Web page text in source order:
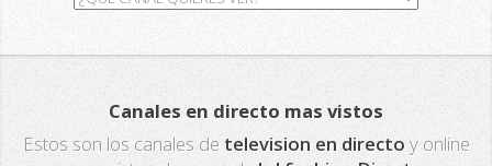
Canales en directo mas vistos
Estos son los canales de television en directo y online